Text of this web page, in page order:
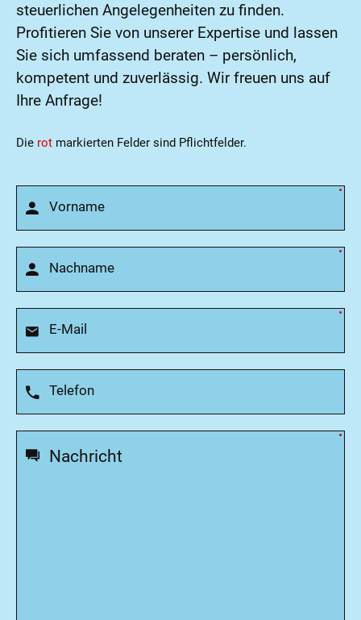
steuerlichen Angelegenheiten zu finden.
Profitieren Sie von unserer Expertise und lassen
Sie sich umfassend beraten – persönlich,
kompetent und zuverlässig. Wir freuen uns auf
Ihre Anfrage!
Die rot markierten Felder sind Pflichtfelder.